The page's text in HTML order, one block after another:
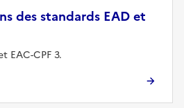
des standards EAD et
EAC-CPF 3.